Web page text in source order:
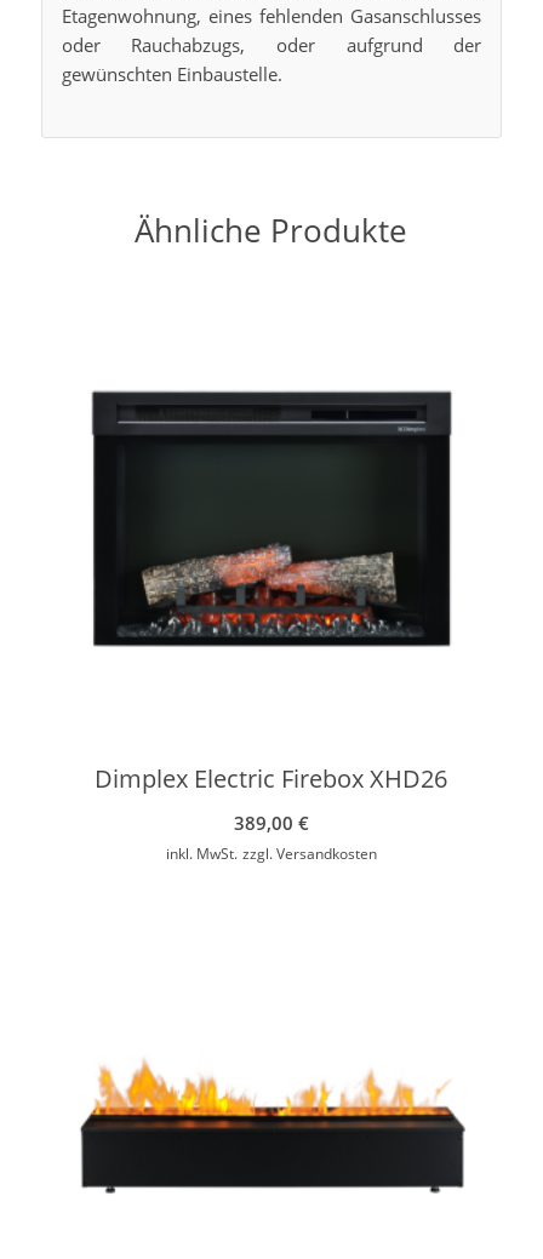
Etagenwohnung, eines fehlenden Gasanschlusses
oder Rauchabzugs, oder aufgrund der
gewünschten Einbaustelle.
Ähnliche Produkte
Dimplex Electric Firebox XHD26
389,00 €
inkl. MwSt. zzgl.Versandkosten